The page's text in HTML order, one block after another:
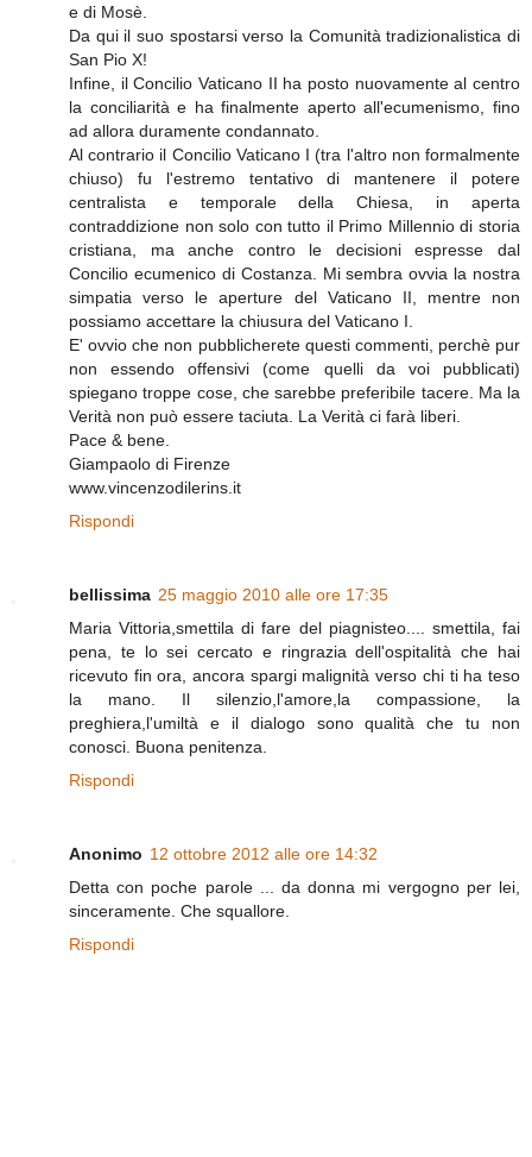
e di Mosè.
Da qui il suo spostarsi verso la Comunità tradizionalistica di
San Pio X!
Infine, il Concilio Vaticano II ha posto nuovamente al centro
la conciliarità e ha finalmente aperto all'ecumenismo, fino
ad allora duramente condannato.
Al contrario il Concilio Vaticano I (tra l'altro non formalmente
chiuso) fu l'estremo tentativo di mantenere il potere
centralista e temporale della Chiesa, in aperta
contraddizione non solo con tutto il Primo Millennio di storia
cristiana, ma anche contro le decisioni espresse dal
Concilio ecumenico di Costanza. Mi sembra ovvia la nostra
simpatia verso le aperture del Vaticano II, mentre non
possiamo accettare la chiusura del Vaticano I.
E' ovvio che non pubblicherete questi commenti, perchè pur
non essendo offensivi (come quelli da voi pubblicati)
spiegano troppe cose, che sarebbe preferibile tacere. Ma la
Verità non può essere taciuta. La Verità ci farà liberi.
Pace & bene.
Giampaolo di Firenze
www.vincenzodilerins.it
Rispondi
bellissima 25 maggio 2010 alle ore 17:35
Maria Vittoria,smettila di fare del piagnisteo.... smettila, fai
pena, te lo sei cercato e ringrazia dell'ospitalità che hai
ricevuto fin ora, ancora spargi malignità verso chi ti ha teso
la mano. Il silenzio,l'amore,la compassione, la
preghiera,l'umiltà e il dialogo sono qualità che tu non
conosci. Buona penitenza.
Rispondi
Anonimo 12 ottobre 2012 alle ore 14:32
Detta con poche parole ... da donna mi vergogno per lei,
sinceramente. Che squallore.
Rispondi